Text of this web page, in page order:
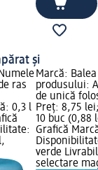
și
ras
0,3 l
Marcă:
produsului:
de unică
Preț: 8,75
10 buc (0,88
Grafică
verde
selectare